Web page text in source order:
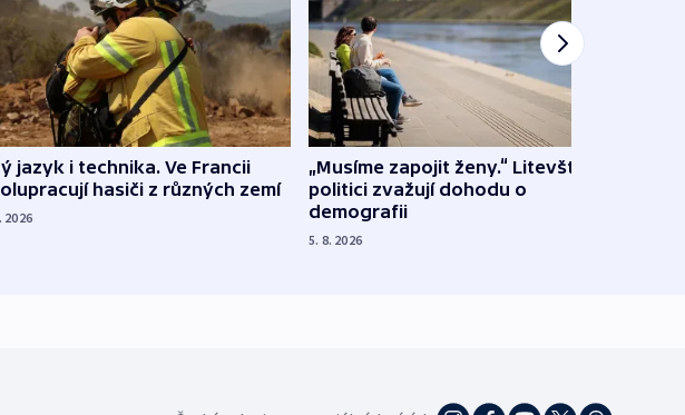
jazyk i technika. Ve Francii
hasiči z různých zemí
2026
„Musíme zapojit ženy.“ Litevští
politici zvažují dohodu o
demografii
5. 8. 2026